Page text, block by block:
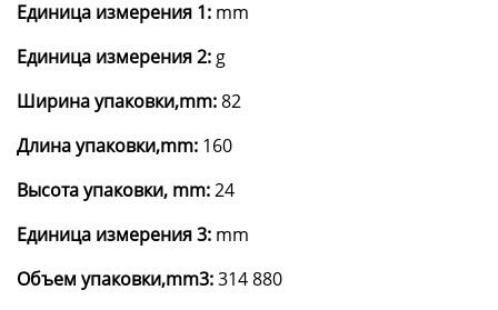
Единица измерения 1: mm
Единица измерения 2: g
Ширина упаковки,mm:82
Длина упаковки,mm: 160
Высота упаковки, mm:24
Единица измерения 3: mm
Объем упаковки,mm3:314 880